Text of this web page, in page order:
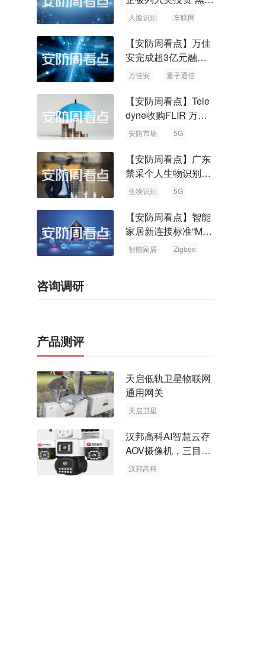
单” 中国信通院启动
人脸识别 车联网
【安防周看点】万佳
安完成超3亿元融资
国内首批量子通信标
万佳安 量子通信
【安防周看点】Tele
dyne收购FLIR 万物
云新品牌“万御安防”
安防市场 5G
【安防周看点】广东
禁采个人生物识别信
息 中国5G基站占全
生物识别 5G
【安防周看点】智能
家居新连接标准“Matt
er” Zigbee联盟更名
智能家居 Zigbee
咨询调研
产品测评
天启低轨卫星物联网
通用网关
天启卫星
汉邦高科AI智慧云存
AOV摄像机，三目太
阳能多摄球机
汉邦高科